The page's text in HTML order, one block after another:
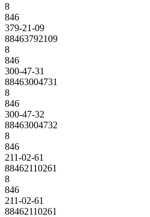
8
846
379-21-09
88463792109
8
846
300-47-31
88463004731
8
846
300-47-32
88463004732
8
846
211-02-61
88462110261
8
846
211-02-61
88462110261